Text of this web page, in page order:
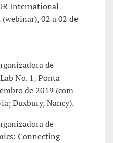
International
02 a 02 de
de
No. 1, Ponta
de 2019 (com
Duxbury, Nancy).
de
Connecting